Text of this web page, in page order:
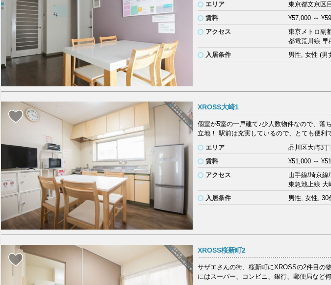
エリア
東京都文京区
賃料
¥57,000 ～
アクセス
東京メトロ副
都電荒川線 早
入居条件
男性, 女性 (男
XROSS大崎1
個室が5室の一戸建て♪少人数物件なので、落
立地！ 駅前は充実しているので、とても便利
エリア
品川区大崎3丁
賃料
¥51,000 ～
アクセス
山手線/埼京線
東急池上線 大
入居条件
男性, 女性, 30
XROSS桜新町2
サザエさんの街、桜新町にXROSSの2件目の
にはスーパー、コンビニ、銀行、郵便局など